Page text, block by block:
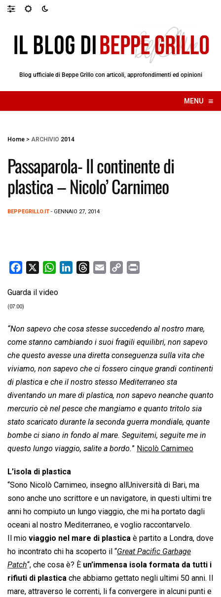
Blog ufficiale di Beppe Grillo con articoli, approfondimenti ed opinioni
MENU ≡
☰
Home > ARCHIVIO 2014
Passaparola- Il continente di
plastica – Nicolo’ Carnimeo
BEPPEGRILLO.IT - GENNAIO 27, 2014
c
e
o
o
k
W
a
A
p
p
d
I
n
d
s
i
n
k
Guarda il video
(07:00)
“Non sapevo che cosa stesse succedendo al nostro mare,
come stanno cambiando i suoi fragili equilibri, non sapevo
che questo avesse una diretta conseguenza sulla vita che
viviamo, non sapevo che ci fossero cinque grandi continenti
di plastica e che il nostro stesso Mediterraneo sta
diventando un mare di plastica, non sapevo neanche quanto
mercurio cè nel pesce che mangiamo e quanto tritolo sia
stato scaricato durante la seconda guerra mondiale, quante
bombe ci siano in fondo al mare. Seguitemi, seguite me in
questo lungo viaggio, salite a bordo.” Nicolò Carnimeo
L’isola di plastica
“Sono Nicolò Carnimeo, insegno allUniversità di Bari, ma
sono anche uno scrittore e un navigatore, in questi ultimi tre
anni ho compiuto un lungo viaggio, che mi ha portato dagli
oceani al nostro Mediterraneo, e voglio raccontarvelo.
Il mio viaggio nel mare di plastica è partito a Londra, dove
ho incontrato chi ha scoperto il “Great Pacific Garbage
Patch“, che cosa è? È un’immensa isola formata da tutti i
rifiuti di plastica che abbiamo gettato negli ultimi 50 anni. Il
mare, attraverso le correnti, li fa convergere in alcuni punti e